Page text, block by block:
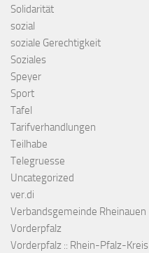
Solidarität
sozial
soziale Gerechtigkeit
Soziales
Speyer
Sport
Tafel
Tarifverhandlungen
Teilhabe
Telegruesse
Uncategorized
ver.di
Verbandsgemeinde Rheinauen
Vorderpfalz
Vorderpfalz :: Rhein-Pfalz-Kreis